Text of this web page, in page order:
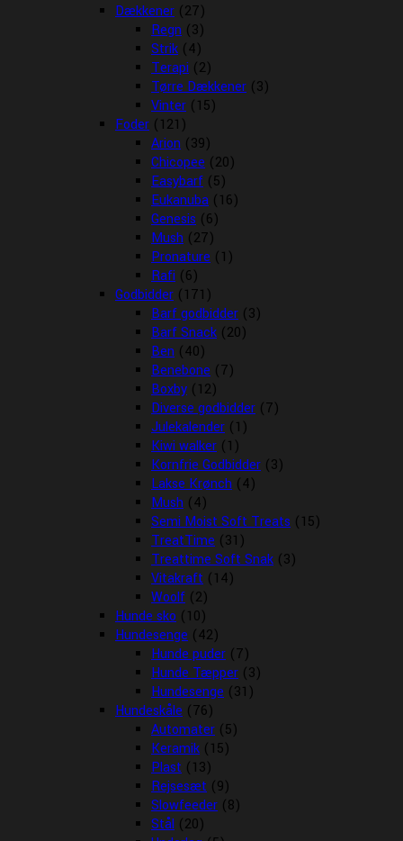
Dækkener (27)
Regn (3)
Strik (4)
Terapi (2)
Tørre Dækkener (3)
Vinter (15)
Foder (121)
Arion (39)
Chicopee (20)
Easybarf (5)
Eukanuba (16)
Genesis (6)
Mush (27)
Pronature (1)
Rafi (6)
Godbidder (171)
Barf godbidder (3)
Barf Snack (20)
Ben (40)
Benebone (7)
Boxby (12)
Diverse godbidder (7)
Julekalender (1)
Kiwi walker (1)
Kornfrie Godbidder (3)
Lakse Krønch (4)
Mush (4)
Semi Moist Soft Treats (15)
TreatTime (31)
Treattime Soft Snak (3)
Vitakraft (14)
Woolf (2)
Hunde sko (10)
Hundesenge (42)
Hunde puder (7)
Hunde Tæpper (3)
Hundesenge (31)
Hundeskåle (76)
Automater (5)
Keramik (15)
Plast (13)
Rejsesæt (9)
Slowfeeder (8)
Stål (20)